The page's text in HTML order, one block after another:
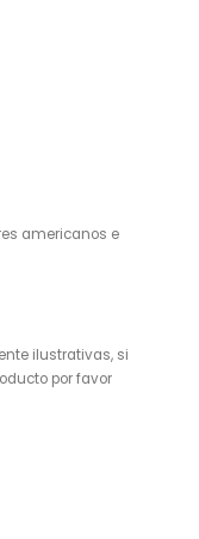
americanos e
ilustrativas, si
por favor